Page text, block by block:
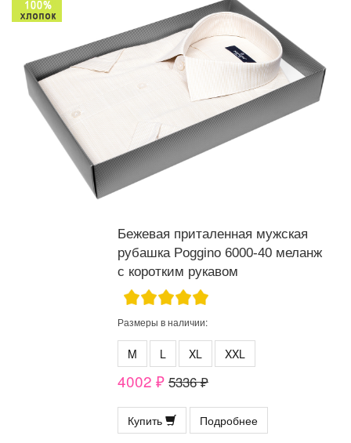
Бежевая приталенная мужская
рубашка Poggino 6000-40 меланж
с коротким рукавом
Размеры в наличии:
M L XL XXL
4002 ₽ 5336 ₽
Купить Подробнее